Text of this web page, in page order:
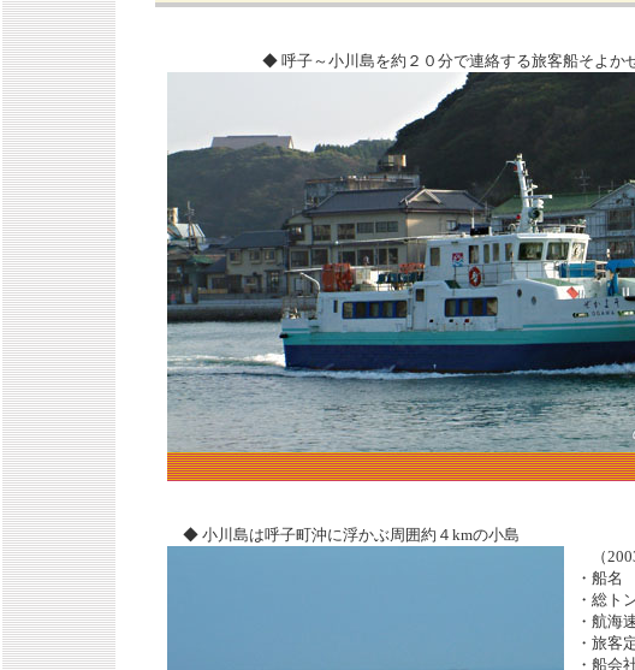
◆ 呼子～小川島を約２０分で連絡する旅客船そよか
◆ 小川島は呼子町沖に浮かぶ周囲約４kmの小島
（
・船
・総ト
・航海
・旅客
・船会